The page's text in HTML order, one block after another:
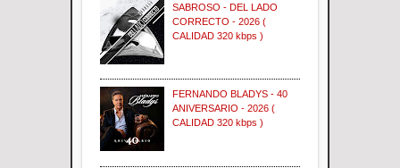
SABROSO - DEL LADO
CORRECTO - 2026 (
CALIDAD 320 kbps )
FERNANDO BLADYS - 40
ANIVERSARIO - 2026 (
CALIDAD 320 kbps )